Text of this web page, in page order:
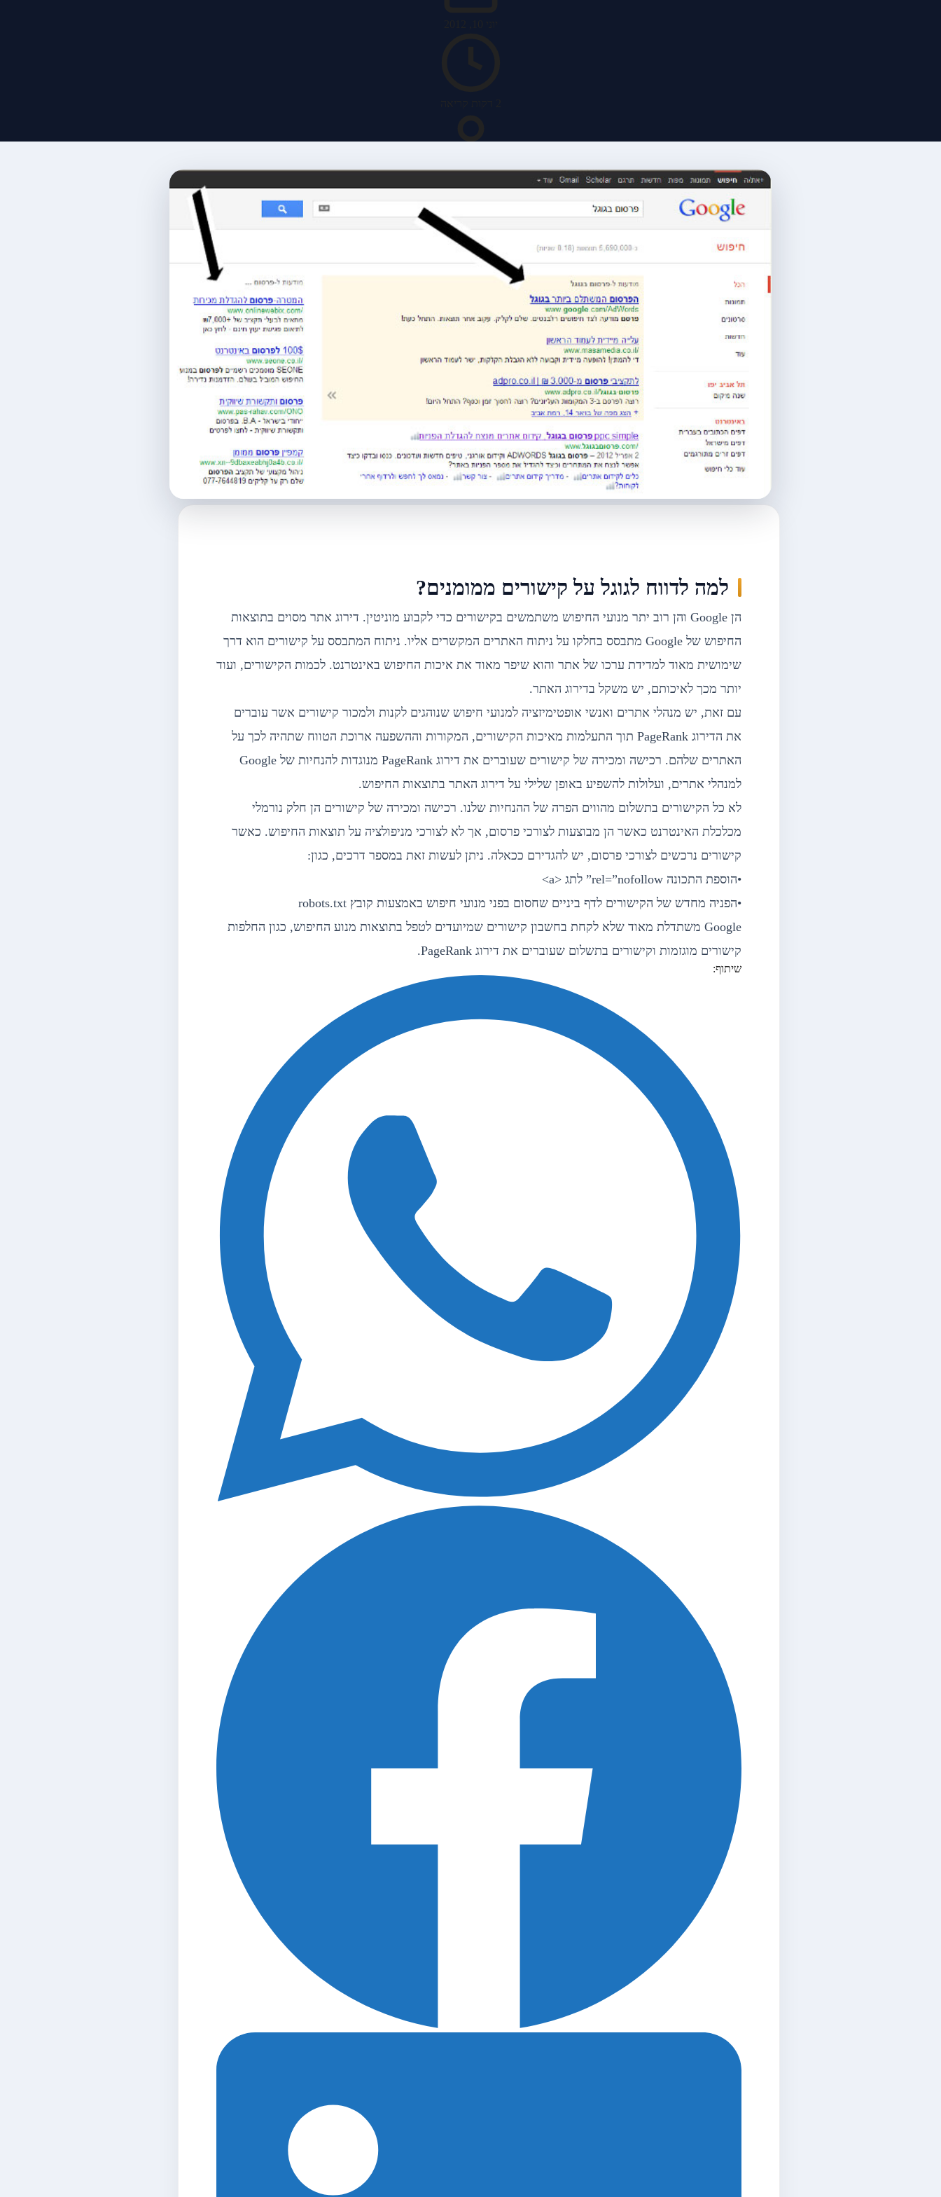
למה לדווח לגוגל על קישורים ממומנים?
הן Google והן רוב יתר מנועי החיפוש משתמשים בקישורים כדי לקבוע מוניטין. דירוג אתר מסוים בתוצאות
החיפוש של Google מתבסס בחלקו על ניתוח האתרים המקשרים אליו. ניתוח המתבסס על קישורים הוא דרך
שימושית מאוד למדידת ערכו של אתר והוא שיפר מאוד את איכות החיפוש באינטרנט. לכמות הקישורים, ועוד
יותר מכך לאיכותם, יש משקל בדירוג האתר.
עם זאת, יש מנהלי אתרים ואנשי אופטימיזציה למנועי חיפוש שנוהגים לקנות ולמכור קישורים אשר עוברים
את הדירוג PageRank תוך התעלמות מאיכות הקישורים, המקורות וההשפעה ארוכת הטווח שתהיה לכך על
האתרים שלהם. רכישה ומכירה של קישורים שעוברים את דירוג PageRank מנוגדות להנחיות של Google
למנהלי אתרים, ועלולות להשפיע באופן שלילי על דירוג האתר בתוצאות החיפוש.
לא כל הקישורים בתשלום מהווים הפרה של ההנחיות שלנו. רכישה ומכירה של קישורים הן חלק נורמלי
מכלכלת האינטרנט כאשר הן מבוצעות לצורכי פרסום, אך לא לצורכי מניפולציה על תוצאות החיפוש. כאשר
קישורים נרכשים לצורכי פרסום, יש להגדירם ככאלה. ניתן לעשות זאת במספר דרכים, כגון:
•הוספת התכונה rel=”nofollow” לתג <a>
•הפניה מחדש של הקישורים לדף ביניים שחסום בפני מנועי חיפוש באמצעות קובץ robots.txt
Google משתדלת מאוד שלא לקחת בחשבון קישורים שמיועדים לטפל בתוצאות מנוע החיפוש, כגון החלפות
קישורים מוגזמות וקישורים בתשלום שעוברים את דירוג PageRank.
שיתוף: